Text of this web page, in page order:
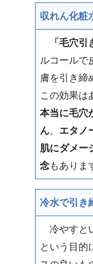
収れん化粧
「毛穴
ルコールで
膚を引き締
この効果は
本当に毛穴
ん。 エタノ
肌にダメー
念もありま
冷水で引き
冷やすと
という目的